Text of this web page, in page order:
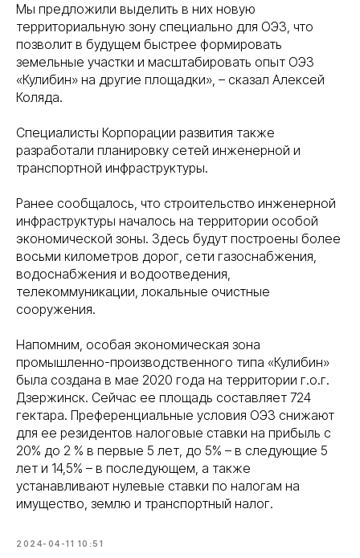
Мы предложили выделить в них новую
территориальную зону специально для ОЭЗ, что
позволит в будущем быстрее формировать
земельные участки и масштабировать опыт ОЭЗ
«Кулибин» на другие площадки», – сказал Алексей
Коляда.
Специалисты Корпорации развития также
разработали планировку сетей инженерной и
транспортной инфраструктуры.
Ранее сообщалось, что строительство инженерной
инфраструктуры началось на территории особой
экономической зоны. Здесь будут построены более
восьми километров дорог, сети газоснабжения,
водоснабжения и водоотведения,
телекоммуникации, локальные очистные
сооружения.
Напомним, особая экономическая зона
промышленно-производственного типа «Кулибин»
была создана в мае 2020 года на территории г.о.г.
Дзержинск. Сейчас ее площадь составляет 724
гектара. Преференциальные условия ОЭЗ снижают
для ее резидентов налоговые ставки на прибыль с
20% до 2 % в первые 5 лет, до 5% – в следующие 5
лет и 14,5% – в последующем, а также
устанавливают нулевые ставки по налогам на
имущество, землю и транспортный налог.
2024-04-11 10:51